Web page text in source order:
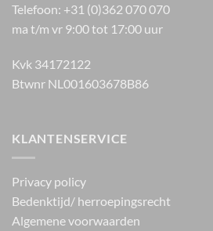
Telefoon: +31 (0)362 070 070
ma t/m vr 9:00 tot 17:00 uur
Kvk 34172122
Btwnr NL001603678B86
KLANTENSERVICE
Privacy policy
Bedenktijd/ herroepingsrecht
Algemene voorwaarden